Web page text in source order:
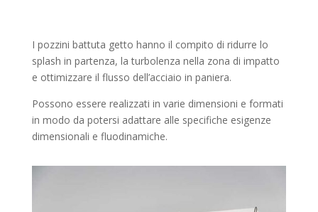
I pozzini battuta getto hanno il compito di ridurre lo
splash in partenza, la turbolenza nella zona di impatto
e ottimizzare il flusso dell’acciaio in paniera.
Possono essere realizzati in varie dimensioni e formati
in modo da potersi adattare alle specifiche esigenze
dimensionali e fluodinamiche.